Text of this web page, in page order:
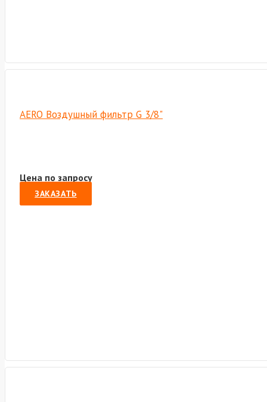
AERO Воздушный фильтр G 3/8"
Цена по запросу
ЗАКАЗАТЬ